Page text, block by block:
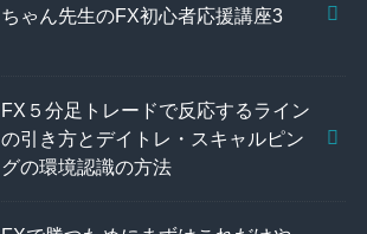
ちゃん先生のFX初心者応援講座3
FX５分足トレードで反応するライン
の引き方とデイトレ・スキャルピン
グの環境認識の方法